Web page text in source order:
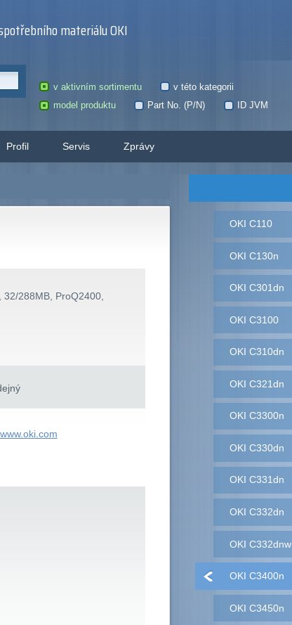
materiálu OKI
v aktivním sortimentu
v této kategorii
model produktu
Part No. (P/N) ID JVM
Profil Servis Zprávy
288MB, ProQ2400,
www.oki.com
OKI C110
OKI C130n
OKI C301dn
OKI C3100
OKI C310dn
OKI C321dn
OKI C3300n
OKI C330dn
OKI C331dn
OKI C332dn
OKI C332dnw
OKI C3400n
OKI C3450n